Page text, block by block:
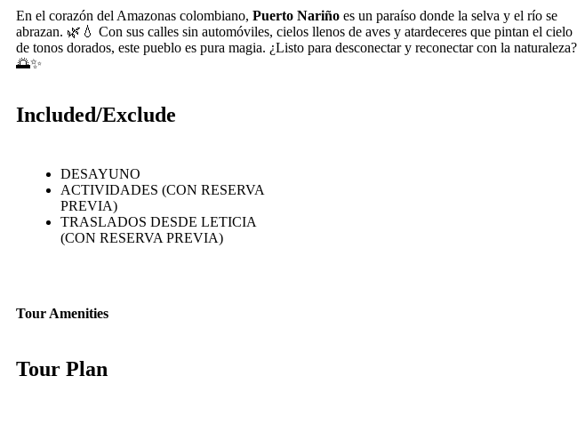
En el corazón del Amazonas colombiano, Puerto Nariño es un paraíso donde la selva y el río se
abrazan. 🌿💧 Con sus calles sin automóviles, cielos llenos de aves y atardeceres que pintan el cielo
de tonos dorados, este pueblo es pura magia. ¿Listo para desconectar y reconectar con la naturaleza?
🌅✨
Included/Exclude
DESAYUNO
ACTIVIDADES (CON RESERVA
PREVIA)
TRASLADOS DESDE LETICIA
(CON RESERVA PREVIA)
Tour Amenities
Tour Plan